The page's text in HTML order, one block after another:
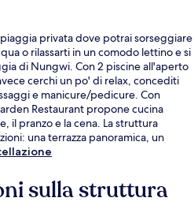
privata dove potrai sorseggiare
o rilassarti in un comodo lettino e si
di Nungwi. Con 2 piscine all'aperto
cerchi un po' di relax, concediti
e manicure/pedicure. Con
Restaurant propone cucina
il pranzo e la cena. La struttura
una terrazza panoramica, un
apprezzano il personale
sulla struttura